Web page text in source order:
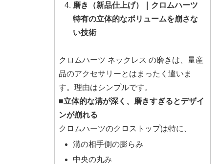
磨き（新品仕上げ）｜クロムハーツ
特有の立体的なボリュームを崩さな
い技術
クロムハーツ ネックレス の磨きは、量産
品のアクセサリーとはまったく違いま
す。理由はシンプルです。
■立体的な溝が深く、磨きすぎるとデザイ
ンが崩れる
クロムハーツのクロストップは特に、
溝の相手側の膨らみ
中央の丸み